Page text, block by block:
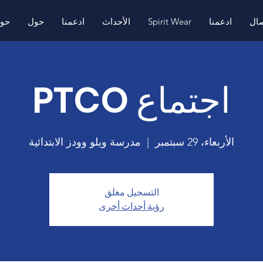
حول ادعمنا الأحداث Spirit Wear ادعمنا
اجتماع PTCO
الأربعاء، 29 سبتمبر مدرسة ويلو وودز الابتدائية
التسجيل مغلق
رؤية أحداث أخرى